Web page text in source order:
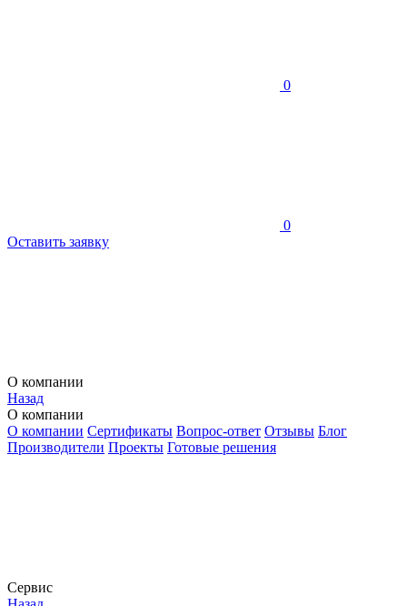
0
0
Оставить заявку
О компании
Назад
О компании
О компании Сертификаты Вопрос-ответ Отзывы Блог
Производители Проекты Готовые решения
Сервис